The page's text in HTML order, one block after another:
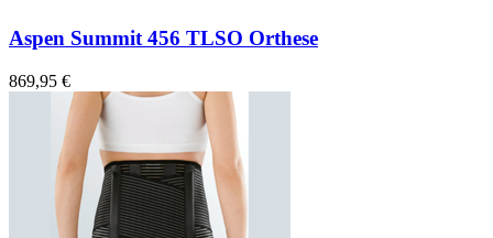
Aspen Summit 456 TLSO Orthese
869,95 €